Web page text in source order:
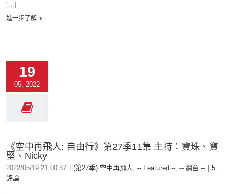
[...]
進一步了解
19
05, 2022
《空中再飛人: 自由行》第27季11集 主持：寶珠、寶
堅、Nicky
2022/05/19 21:00:37 (第27季) 空中再飛人, -- Featured --, -- 網台 --
5
評論